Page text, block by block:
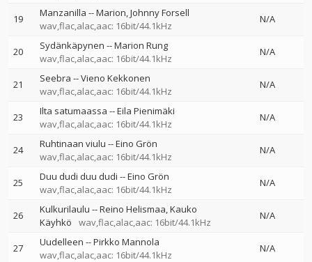
19 Manzanilla --Marion Johnny Forsell
wav,flac,alac,aac: 16bit/44.1kHz
N/A
20 Sydänkäpynen --Marion Rung
wav,flac,alac,aac: 16bit/44.1kHz
N/A
21 Seebra --Vieno Kekkonen
wav,flac,alac,aac: 16bit/44.1kHz
N/A
23 Ilta satumaassa --Eila Pienimäki
wav,flac,alac,aac: 16bit/44.1kHz
N/A
24 Ruhtinaan viulu --Eino Grön
wav,flac,alac,aac: 16bit/44.1kHz
N/A
25 Duu dudi duu dudi --Eino Grön
wav,flac,alac,aac: 16bit/44.1kHz
N/A
26 Kulkurilaulu --Reino Helismaa Kauko
Käyhkö
wav,flac,alac,aac: 16bit/44.1kHz
N/A
27 Uudelleen --Pirkko Mannola
wav,flac,alac,aac: 16bit/44.1kHz
N/A